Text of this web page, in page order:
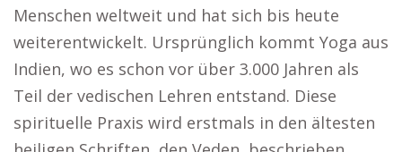
Menschen weltweit und hat sich bis heute
weiterentwickelt. Ursprünglich kommt Yoga aus
Indien, wo es schon vor über 3.000 Jahren als
Teil der vedischen Lehren entstand. Diese
spirituelle Praxis wird erstmals in den ältesten